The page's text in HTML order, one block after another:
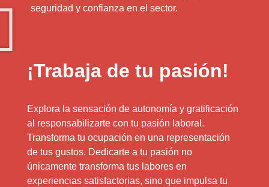
seguridad y confianza en el sector.
¡Trabaja de tu pasión!
Explora la sensación de autonomía y gratificación
al responsabilizarte con tu pasión laboral.
Transforma tu ocupación en una representación
de tus gustos. Dedicarte a tu pasión no
únicamente transforma tus labores en
experiencias satisfactorias, sino que impulsa tu